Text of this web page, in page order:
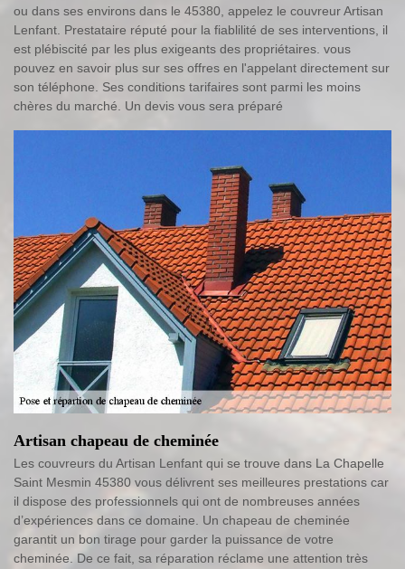
ou dans ses environs dans le 45380, appelez le couvreur Artisan
Lenfant. Prestataire réputé pour la fiablilité de ses interventions, il
est plébiscité par les plus exigeants des propriétaires. vous
pouvez en savoir plus sur ses offres en l'appelant directement sur
son téléphone. Ses conditions tarifaires sont parmi les moins
chères du marché. Un devis vous sera préparé
Artisan chapeau de cheminée
Les couvreurs du Artisan Lenfant qui se trouve dans La Chapelle
Saint Mesmin 45380 vous délivrent ses meilleures prestations car
il dispose des professionnels qui ont de nombreuses années
d’expériences dans ce domaine. Un chapeau de cheminée
garantit un bon tirage pour garder la puissance de votre
cheminée. De ce fait, sa réparation réclame une attention très